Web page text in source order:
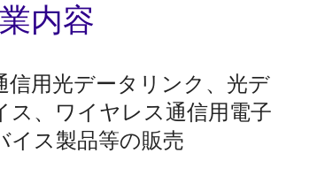
内容
信用光データリンク、光デ
ス、ワイヤレス通信用電子
イス製品等の販売